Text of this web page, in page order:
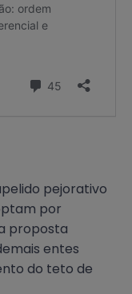
pejorativo
por
proposta
entes
do teto de